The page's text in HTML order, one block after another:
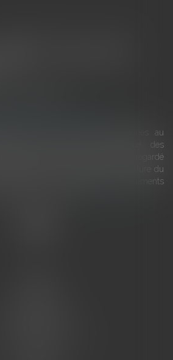
historiques
des monuments historiques au
économique et touristique des
historique a longtemps été regardé
que la commission de la culture du
2026, à la gestion des monuments
une ressour...